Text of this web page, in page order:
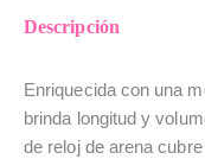
Descripción
Enriquecida con una
brinda longitud y
de reloj de arena